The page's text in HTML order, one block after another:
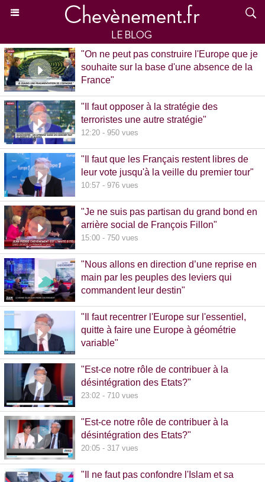
"On ne peut pas construire l'Europe que je
souhaite sur la base d'une absence de la
France"
"Il faut opposer à la stratégie des
terroristes une autre stratégie"
12:20 - 950 vues
"Il faut que les Français restent libres de
leur vote jusqu'à la veille du premier tour"
10:57 - 976 vues
"Je ne suis pas partisan du grand bond en
arrière social de François Fillon"
15:00 - 750 vues
"Nous allons en direction d’une reprise en
main par les peuples des leviers qui
commandent leur destin"
"Il faut recentrer l'Europe sur l'essentiel,
quitte à faire une Europe à géométrie
variable"
"Est-ce notre rôle de contribuer à la
désintégration des Etats?"
23:02 - 710 vues
"Est-ce notre rôle de contribuer à la
désintégration des Etats?"
20:05 - 317 vues
"Il ne faut pas confondre l'Islam et sa